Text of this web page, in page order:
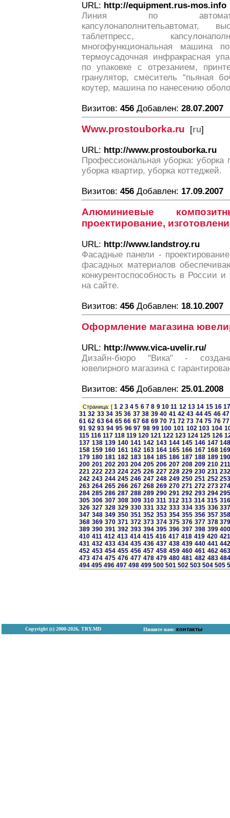
URL: http://equipment.rus-mos.info
Линия по
капсулонаполнительавтомат,
таблетпресс,
многофункциональная машина
термоусадочная инфракрасная
по упаковке с отрезанием,
гранулятор, смеситель “пьяная
коутер, машина по нанесению
Визитов: 456 Добавлен: 28.07.2007
Www.prostouborka.ru [ru]
URL: http://www.prostouborka.ru
Профессиональная уборка:
уборка квартир, уборка коттеджей.
Визитов: 456 Добавлен: 17.09.2007
Алюминиевые
проектирование,
URL: http://www.landstroy.ru
Фасадные панели -
фасадных материалов
конкурентоспособность в
на сайте.
Визитов: 456 Добавлен: 18.10.2007
Оформление магазина
URL: http://www.vica-uvelir.ru/
Дизайн-бюро "Вика" -
ювелирного магазина с
Визитов: 456 Добавлен: 25.01.2008
Страница: [1 2 3 4 5 6 7 8 9 10 11 12 13 14 15 16
31 32 33 34 35 36 37 38 39 40 41 42 43 44 45 46 47
61 62 63 64 65 66 67 68 69 70 71 72 73 74 75 76 77
91 92 93 94 95 96 97 98 99 100 101 102 103 104
115 116 117 118 119 120 121 122 123 124 125 126
137 138 139 140 141 142 143 144 145 146 147
158 159 160 161 162 163 164 165 166 167 168
179 180 181 182 183 184 185 186 187 188 189
200 201 202 203 204 205 206 207 208 209 210 211
221 222 223 224 225 226 227 228 229 230 231
242 243 244 245 246 247 248 249 250 251 252
263 264 265 266 267 268 269 270 271 272 273
284 285 286 287 288 289 290 291 292 293 294
305 306 307 308 309 310 311 312 313 314 315 316
326 327 328 329 330 331 332 333 334 335 336
347 348 349 350 351 352 353 354 355 356 357
368 369 370 371 372 373 374 375 376 377 378
389 390 391 392 393 394 395 396 397 398 399
410 411 412 413 414 415 416 417 418 419 420 421
431 432 433 434 435 436 437 438 439 440 441
452 453 454 455 456 457 458 459 460 461 462
473 474 475 476 477 478 479 480 481 482 483
494 495 496 497 498 499 500 501 502 503 504 505
Copyright (с) 2000-2026, TRY.MD Пишите нам: контакты